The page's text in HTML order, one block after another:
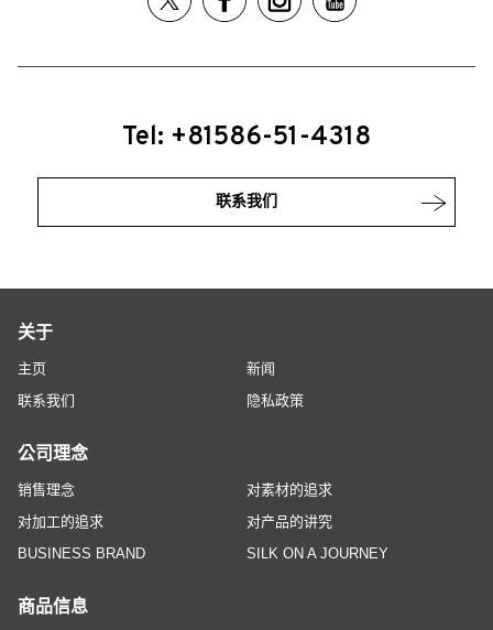
Tel: +81586-51-4318
联系我们
关于
主页
新闻
联系我们
隐私政策
公司理念
销售理念
对素材的追求
对加工的追求
对产品的讲究
BUSINESS BRAND
SILK ON A JOURNEY
商品信息